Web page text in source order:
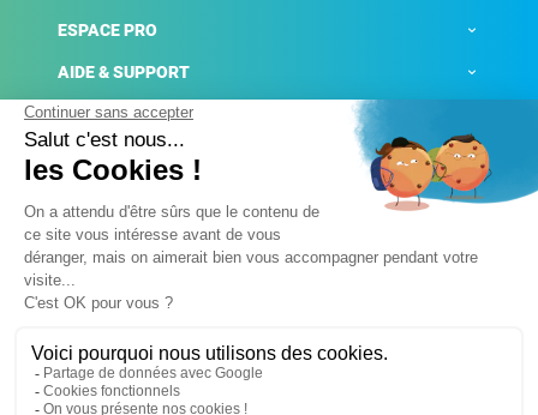
ESPACE PRO
AIDE & SUPPORT
ACTUALITÉS
Mentions légales
Conditions générales de ventes